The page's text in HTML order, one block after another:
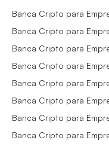
Banca Cripto para
Banca Cripto para
Banca Cripto para
Banca Cripto para
Banca Cripto para
Banca Cripto para
Banca Cripto para
Banca Cripto para